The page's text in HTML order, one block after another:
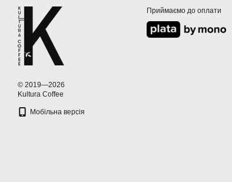
© 2019—2026
Kultura Coffee
Мобільна версія
Приймаємо до оплати